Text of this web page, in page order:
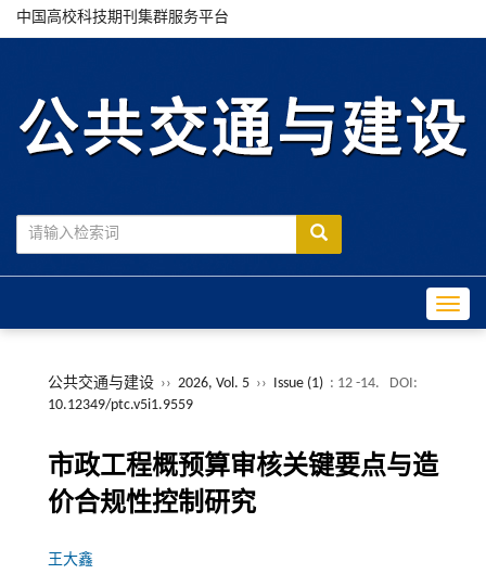
中国高校科技期刊集群服务平台
公共交通与建设 ›› 2026, Vol. 5 ›› Issue (1) : 12 -14.
DOI:
10.12349/ptc.v5i1.9559
市政工程概预算审核关键要点与造
价合规性控制研究
王大鑫